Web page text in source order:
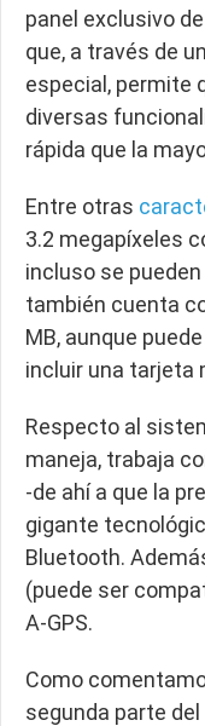
panel exclusivo
que, a través de
especial, permite
diversas
rápida que la
Entre otras
3.2 megapíxeles
incluso se
también cuenta
MB, aunque
incluir una tarjeta
Respecto al
maneja, trabaja
-de ahí a que la
gigante
Bluetooth.
(puede ser
A-GPS.
Como
segunda parte